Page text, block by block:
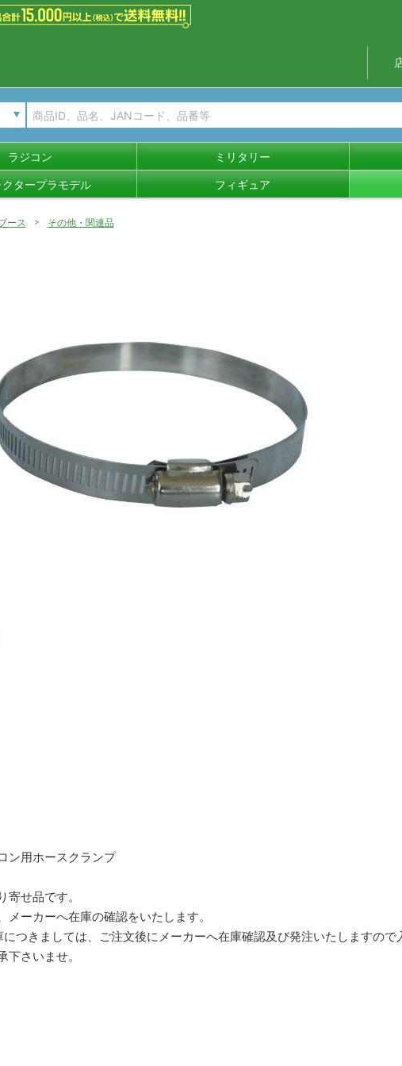
ラジコン ミリタリー
クタープラモデル フィギュア
ース その他・関連品
ン用ホースクランプ
寄せ品です。
メーカーへ在庫の確認をいたします。
つきましては、ご注文後にメーカーへ在庫確認及び発注いたしますの
下さいませ。